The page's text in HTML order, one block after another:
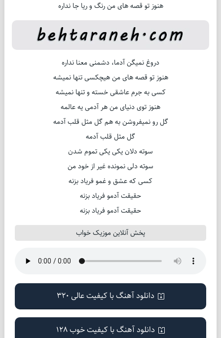
هنوز تو قصه های من رنگ و ریا جا نداره
دروغ نمیگن آدما، دشمنی معنا نداره
هنوز تو قصه های من هیچکسی تنها نمیشه
کسی به جرم عاشقی خسته و تنها نمیشه
هنوز توی دنیای من هر آدمی یه عالمه
گل رو نمیفروشن به هم گل مثل قلب آدمه
گل مثل قلب آدمه
سوته دلان یکی یکی تموم شدن
سوته دلی نمونده غیر از خود من
کسی که عشق و غمو فریاد بزنه
حقیقت آدمو فریاد بزنه
حقیقت آدمو فریاد بزنه
پخش آنلاین موزیک خواب
دانلود آهنگ با کیفیت عالی 320
دانلود آهنگ با کیفیت خوب 128